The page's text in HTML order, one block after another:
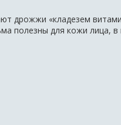
дрожжи «кладезем
полезны для кожи лица,